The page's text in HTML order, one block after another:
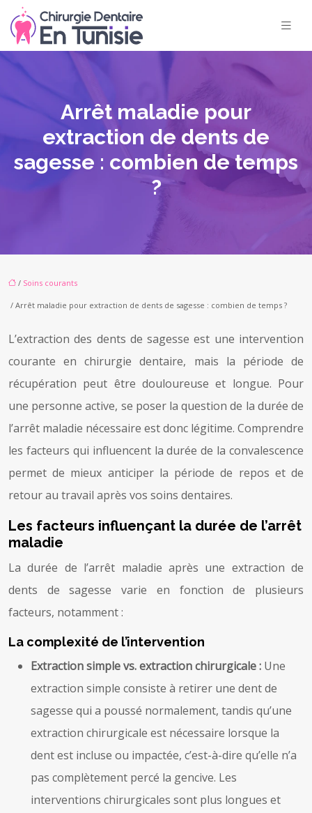
Arrêt maladie pour
extraction de dents de
sagesse : combien de temps
?
/ Soins courants
/ Arrêt maladie pour extraction de dents de sagesse : combien de temps ?
L’extraction des dents de sagesse est une intervention
courante en chirurgie dentaire, mais la période de
récupération peut être douloureuse et longue. Pour
une personne active, se poser la question de la durée de
l’arrêt maladie nécessaire est donc légitime. Comprendre
les facteurs qui influencent la durée de la convalescence
permet de mieux anticiper la période de repos et de
retour au travail après vos soins dentaires.
Les facteurs influençant la durée de l’arrêt
maladie
La durée de l’arrêt maladie après une extraction de
dents de sagesse varie en fonction de plusieurs
facteurs, notamment :
La complexité de l’intervention
Extraction simple vs. extraction chirurgicale : Une
extraction simple consiste à retirer une dent de
sagesse qui a poussé normalement, tandis qu’une
extraction chirurgicale est nécessaire lorsque la
dent est incluse ou impactée, c’est-à-dire qu’elle n’a
pas complètement percé la gencive. Les
interventions chirurgicales sont plus longues et